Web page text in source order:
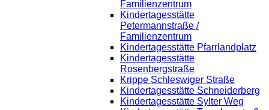
Familienzentrum
Kindertagesstätte
Petermannstraße /
Familienzentrum
Kindertagesstätte Pfarrlandplatz
Kindertagesstätte
Rosenbergstraße
Krippe Schleswiger Straße
Kindertagesstätte Schneiderberg
Kindertagesstätte Sylter Weg